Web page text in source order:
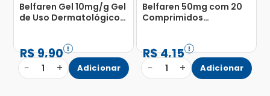
Belfaren Gel 10mg/g Gel
de Uso Dermatológico
R$9,90
− 1 + Adicionar
Belfaren 50mg com 20
Comprimidos
R$4,15
− 1 + Adicionar